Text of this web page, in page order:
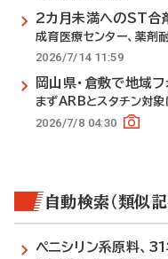
2カ月未満へのST合
成育医療センター、薬剤
2026/7/14 11:59
岡山県・倉敷で地域
まずARBとスタチン対象
2026/7/8 04:30
自動検索（類似記
ペニシリン系原料、